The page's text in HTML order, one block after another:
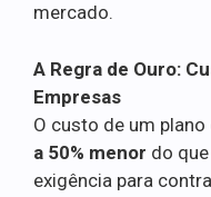
mercado.
A Regra de Ouro:
Empresas
O custo de um
a 50% menor do
exigência para